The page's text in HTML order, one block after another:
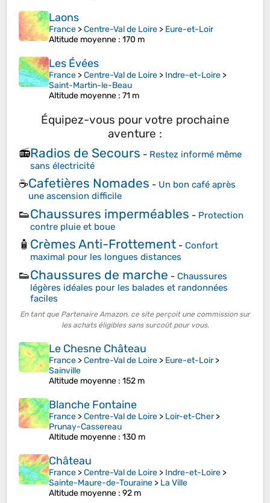
Laons
France >Centre-Val de Loire > Eure-et-Loir
Altitude moyenne : 170 m
Les Évées
France >Centre-Val de Loire > Indre-et-Loire >
Saint-Martin-le-Beau
Altitude moyenne : 71 m
Équipez-vous pour votre prochaine
aventure :
📻Radios de Secours - Restez informé même
sans électricité
☕Cafetières Nomades - Un bon café après
une ascension difficile
👟Chaussures imperméables - Protection
contre pluie et boue
🧴 Crèmes Anti-Frottement - Confort
maximal pour les longues distances
👟Chaussures de marche - Chaussures
légères idéales pour les balades et randonnées
faciles
En tant que Partenaire Amazon, ce site perçoit une commission sur
les achats éligibles sans surcoût pour vous.
Le Chesne Château
France >Centre-Val de Loire > Eure-et-Loir>
Sainville
Altitude moyenne : 152 m
Blanche Fontaine
France >Centre-Val de Loire > Loir-et-Cher>
Prunay-Cassereau
Altitude moyenne : 130 m
Château
France >Centre-Val de Loire > Indre-et-Loire >
Sainte-Maure-de-Touraine > La Ville
Altitude moyenne : 92 m